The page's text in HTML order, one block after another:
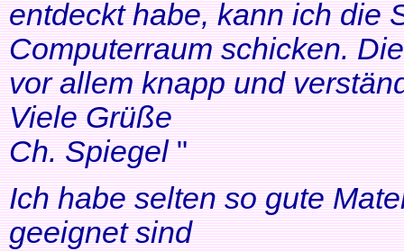
entdeckt habe, kann ich die
Computerraum schicken.
vor allem knapp und
Viele Grüße
Ch. Spiegel"
Ich habe selten so gute
geeignet sind